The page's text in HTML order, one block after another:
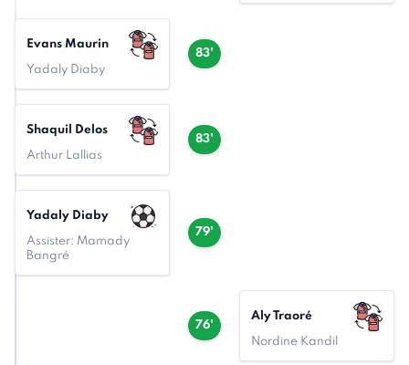
83'
Evans Maurin
Yadaly Diaby
83'
Shaquil Delos
Arthur Lallias
79'
Yadaly Diaby
Assister: Mamady
Bangré
76'
Aly Traoré
Nordine Kandil